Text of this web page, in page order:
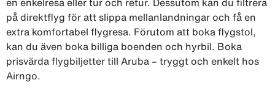
en enkelresa eller tur och retur. Dessutom kan du filtrera
på direktflyg för att slippa mellanlandningar och få en
extra komfortabel flygresa. Förutom att boka flygstol,
kan du även boka billiga boenden och hyrbil. Boka
prisvärda flygbiljetter till Aruba – tryggt och enkelt hos
Airngo.